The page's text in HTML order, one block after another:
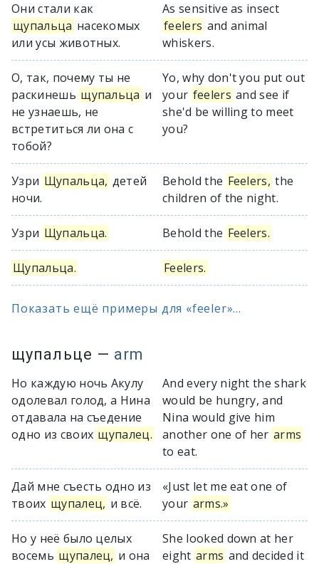
Они стали как
щупальца насекомых
или усы животных.
As sensitive as insect
feelers and animal
whiskers.
О, так, почему ты не
раскинешь щупальца и
не узнаешь, не
встретиться ли она с
тобой?
Yo, why don't you put out
your feelers and see if
she'd be willing to meet
you?
Узри Щупальца, детей
ночи.
Behold the Feelers, the
children of the night.
Узри Щупальца. Behold the Feelers.
Щупальца. Feelers.
Показать ещё примеры для «feeler»...
щупальце — arm
Но каждую ночь Акулу
одолевал голод, а Нина
отдавала на съедение
одно из своих щупалец.
And every night the shark
would be hungry, and
Nina would give him
another one of her arms
to eat.
Дай мне съесть одно из
твоих щупалец, и всё.
«Just let me eat one of
your arms.»
Но у неё было целых
восемь щупалец, и она
She looked down at her
eight arms and decided it